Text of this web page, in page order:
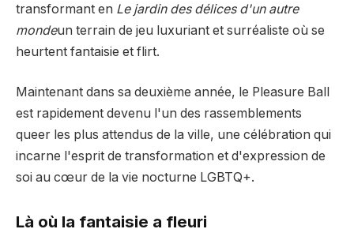
transformant en Le jardin des délices d'un autre
mondeun terrain de jeu luxuriant et surréaliste où se
heurtent fantaisie et flirt.
Maintenant dans sa deuxième année, le Pleasure Ball
est rapidement devenu l'un des rassemblements
queer les plus attendus de la ville, une célébration qui
incarne l'esprit de transformation et d'expression de
soi au cœur de la vie nocturne LGBTQ+.
Là où la fantaisie a fleuri